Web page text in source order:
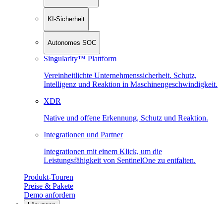
KI-Sicherheit
Autonomes SOC
Singularity™ Plattform
Vereinheitlichte Unternehmenssicherheit. Schutz,
Intelligenz und Reaktion in Maschinen­geschwindigkeit.
XDR
Native und offene Erkennung, Schutz und Reaktion.
Integrationen und Partner
Integrationen mit einem Klick, um die
Leistungsfähigkeit von SentinelOne zu entfalten.
Produkt-Touren
Preise & Pakete
Demo anfordern